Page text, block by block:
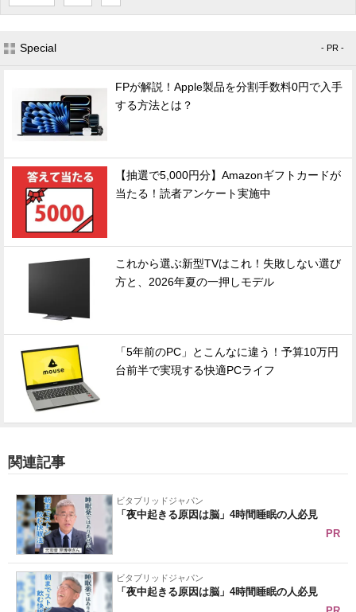
Special - PR -
FPが解説！Apple製品を分割手数料0円で入手
する方法とは？
【抽選で5,000円分】Amazonギフトカードが
当たる！読者アンケート実施中
これから選ぶ新型TVはこれ！失敗しない選び
方と、2026年夏の一押しモデル
「5年前のPC」とこんなに違う！予算10万円
台前半で実現する快適PCライフ
関連記事
ビタブリッドジャパン
「夜中起きる原因は脳」4時間睡眠の人必見
PR
ビタブリッドジャパン
「夜中起きる原因は脳」4時間睡眠の人必見